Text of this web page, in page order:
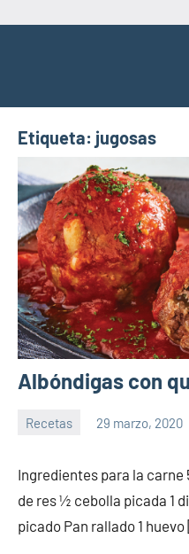
Etiqueta: jugosas
Albóndigas con
Recetas 29 marzo, 2020
la
salud
comentarios
Ingredientes para la
de res ½ cebolla picada 1
picado Pan rallado 1